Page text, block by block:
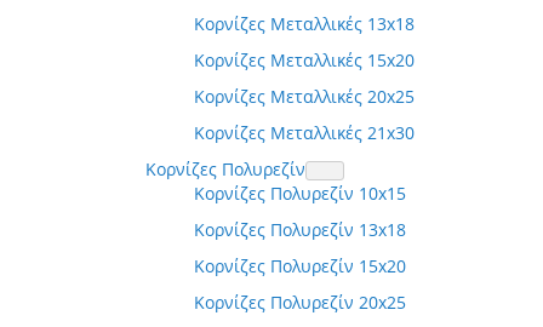
Κορνίζες Μεταλλικές 13x18
Κορνίζες Μεταλλικές 15x20
Κορνίζες Μεταλλικές 20x25
Κορνίζες Μεταλλικές 21x30
Κορνίζες Πολυρεζίν
Κορνίζες Πολυρεζίν 10x15
Κορνίζες Πολυρεζίν 13x18
Κορνίζες Πολυρεζίν 15x20
Κορνίζες Πολυρεζίν 20x25